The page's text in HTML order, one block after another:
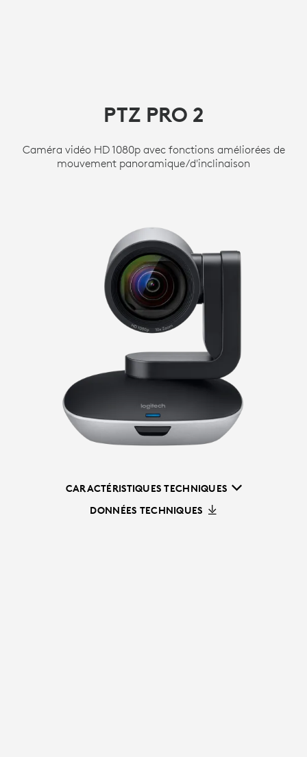
PTZ PRO 2
Caméra vidéo HD 1080p avec fonctions améliorées de
mouvement panoramique/d'inclinaison
CARACTÉRISTIQUES TECHNIQUES
DONNÉES TECHNIQUES